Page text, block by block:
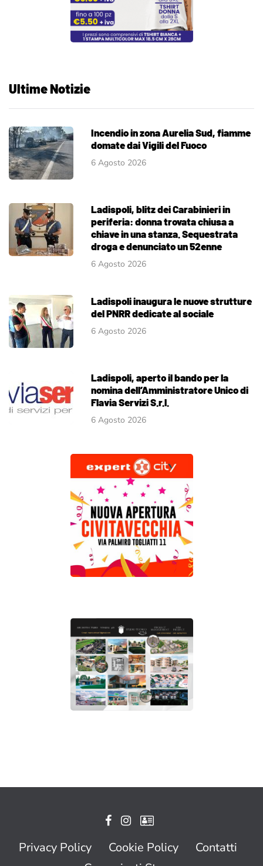
Ultime Notizie
Incendio in zona Aurelia Sud, fiamme
domate dai Vigili del Fuoco
6 Agosto 2026
Ladispoli, blitz dei Carabinieri in
periferia: donna trovata chiusa a
chiave in una stanza. Sequestrata
droga e denunciato un 52enne
6 Agosto 2026
Ladispoli inaugura le nuove strutture
del PNRR dedicate al sociale
6 Agosto 2026
Ladispoli, aperto il bando per la
nomina dell’Amministratore Unico di
Flavia Servizi S.r.l.
6 Agosto 2026
Privacy Policy Cookie Policy
Contatti